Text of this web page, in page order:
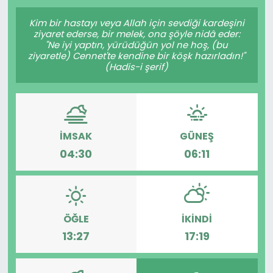
Kim bir hastayı veya Allah için sevdiği kardeşini
ziyaret ederse, bir melek, ona şöyle nidâ eder:
"Ne iyi yaptın, yürüdüğün yol ne hoş, (bu
ziyaretle) Cennet'te kendine bir köşk hazırladın!"
(Hadis-i şerif)
İMSAK
04:30
GÜNEŞ
06:11
ÖĞLE
13:27
İKINDI
17:19
Gündem
KKTC
KKTC YEREL SEÇİM 2018
Kültür Sanat
Magazin
Moda
Nöbetçi Eczaneler
Otomobil Dünyası